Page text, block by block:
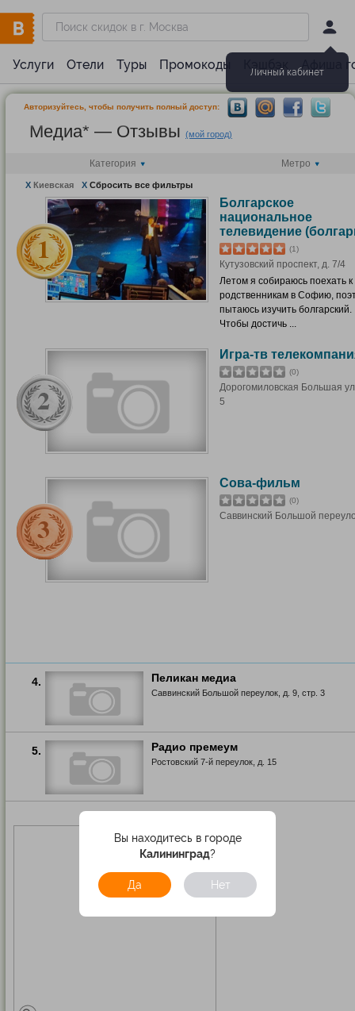
Личный кабинет
Вы находитесь в городе
Калининград?
Да Нет
Услуги Отели Туры Промокоды Кэшбэк Афиша
Авторизуйтесь, чтобы получить полный доступ:
Медиа* — Отзывы (мой город)
Категория Метро
X Киевская X Сбросить все фильтры
Болгарское
национальное
телевидение
(1)
Кутузовский проспект, д. 7/4
Летом я собираюсь поехать к
родственникам в Софию,
пытаюсь изучить болгарский.
Чтобы достичь ...
Игра-тв
(0)
Дорогомиловская Большая
5
Сова-фильм
(0)
Саввинский Большой
4. Пеликан медиа
Саввинский Большой переулок, д. 9, стр. 3
5. Радио премеум
Ростовский 7-й переулок, д. 15